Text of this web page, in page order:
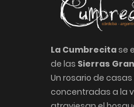
La Cumbrecitase
de las Sierras
Un rosario de
concentradas a la